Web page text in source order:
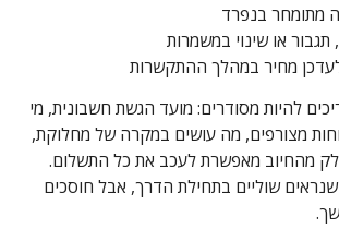
מתומחר בנפרד
או שינוי במשמרות
לעדכן מחיר במהלך ההתקשרות
להיות מסודרים: מועד הגשת חשבונית, מי
מצורפים, מה עושים במקרה של מחלוקת,
מהחיוב מאפשרת לעכב את כל התשלום.
שוליים בתחילת הדרך, אבל חוסכים